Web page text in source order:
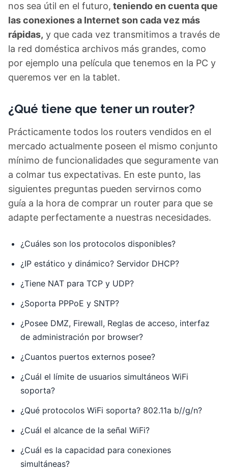
nos sea útil en el futuro, teniendo en cuenta que
las conexiones a Internet son cada vez más
rápidas, y que cada vez transmitimos a través de
la red doméstica archivos más grandes, como
por ejemplo una película que tenemos en la PC y
queremos ver en la tablet.
¿Qué tiene que tener un router?
Prácticamente todos los routers vendidos en el
mercado actualmente poseen el mismo conjunto
mínimo de funcionalidades que seguramente van
a colmar tus expectativas. En este punto, las
siguientes preguntas pueden servirnos como
guía a la hora de comprar un router para que se
adapte perfectamente a nuestras necesidades.
¿Cuáles son los protocolos disponibles?
¿IP estático y dinámico? Servidor DHCP?
¿Tiene NAT para TCP y UDP?
¿Soporta PPPoE y SNTP?
¿Posee DMZ, Firewall, Reglas de acceso, interfaz
de administración por browser?
¿Cuantos puertos externos posee?
¿Cuál el límite de usuarios simultáneos WiFi
soporta?
¿Qué protocolos WiFi soporta? 802.11a b//g/n?
¿Cuál el alcance de la señal WiFi?
¿Cuál es la capacidad para conexiones
simultáneas?